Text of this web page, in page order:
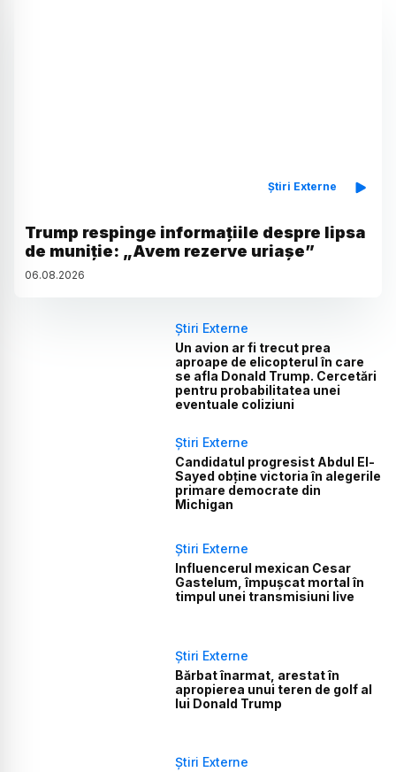
Știri Externe
Trump respinge informațiile despre lipsa
de muniție: „Avem rezerve uriașe”
06.08.2026
Știri Externe
Un avion ar fi trecut prea
aproape de elicopterul în care
se afla Donald Trump. Cercetări
pentru probabilitatea unei
eventuale coliziuni
Știri Externe
Candidatul progresist Abdul El-
Sayed obține victoria în alegerile
primare democrate din
Michigan
Știri Externe
Influencerul mexican Cesar
Gastelum, împușcat mortal în
timpul unei transmisiuni live
Știri Externe
Bărbat înarmat, arestat în
apropierea unui teren de golf al
lui Donald Trump
Știri Externe